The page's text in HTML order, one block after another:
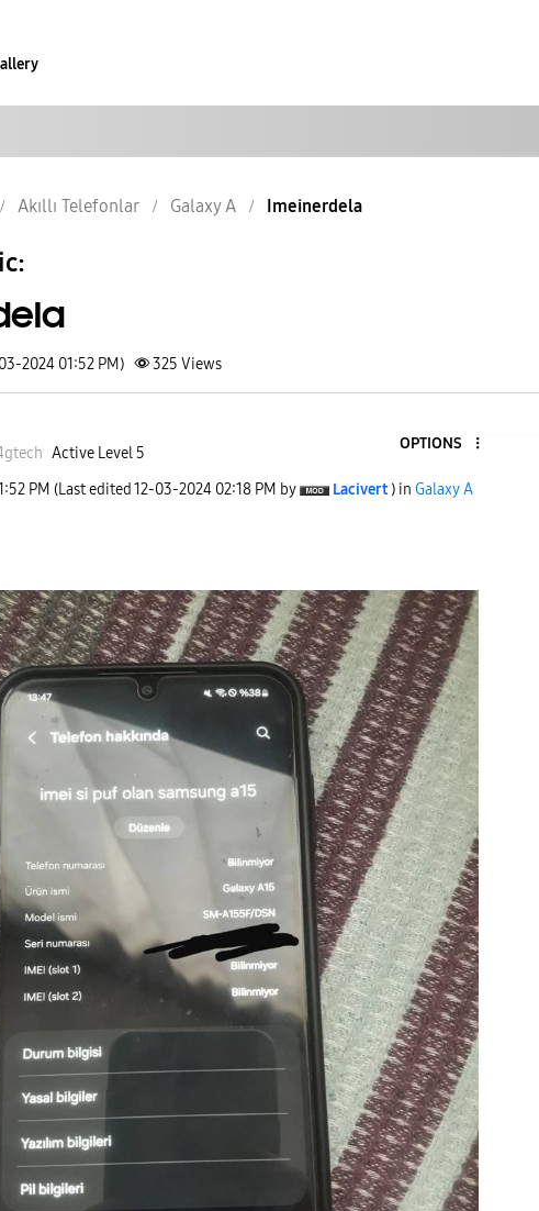
Akıllı Telefonlar Galaxy A Imeinerdela
2024 01:52 PM) 325 Views
h Active Level 5
OPTIONS
PM (Last edited ‎12-03-2024 02:18 PM by Lacivert ) in Galaxy A